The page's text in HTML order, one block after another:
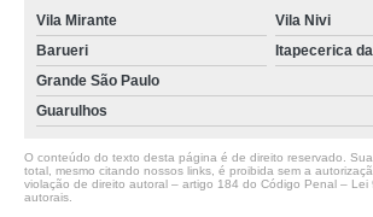
Vila Mirante
Vila Nivi
Barueri
Itapecerica
Grande São Paulo
Guarulhos
O conteúdo do texto desta página é de direito reservado.
total, mesmo citando nossos links, é proibida sem a
violação de direito autoral – artigo 184 do Código Penal – Lei
autorais